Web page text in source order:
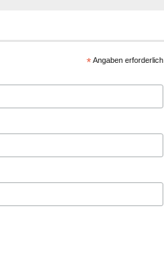
*Angaben erforderlich